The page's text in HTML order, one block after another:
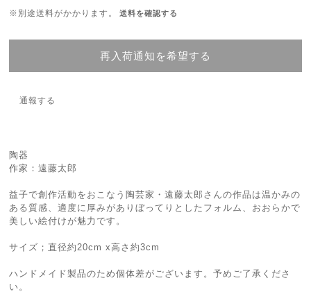
※別途送料がかかります。 送料を確認する
再入荷通知を希望する
通報する
陶器
作家：遠藤太郎
益子で創作活動をおこなう陶芸家・遠藤太郎さんの作品は温かみの
ある質感、適度に厚みがありぼってりとしたフォルム、おおらかで
美しい絵付けが魅力です。
サイズ；直径約20cm x高さ約3cm
ハンドメイド製品のため個体差がございます。予めご了承くださ
い。